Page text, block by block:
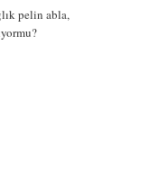
pelin abla,